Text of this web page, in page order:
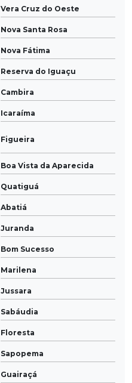
Vera Cruz do Oeste
Nova Santa Rosa
Nova Fátima
Reserva do Iguaçu
Cambira
Icaraíma
Figueira
Boa Vista da Aparecida
Quatiguá
Abatiá
Juranda
Bom Sucesso
Marilena
Jussara
Sabáudia
Floresta
Sapopema
Guairaçá